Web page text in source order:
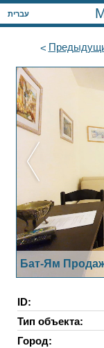
עברית
Бат-Ям
ID:
Тип объекта:
Город: